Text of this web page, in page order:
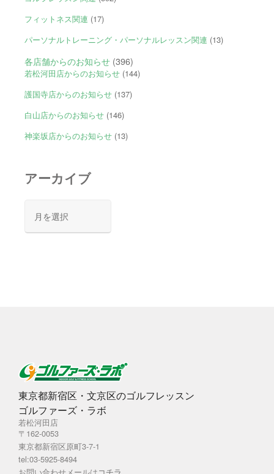
フィットネス関連 (17)
パーソナルトレーニング・パーソナルレッスン関連 (13)
各店舗からのお知らせ(396)
若松河田店からのお知らせ(144)
護国寺店からのお知らせ(137)
白山店からのお知らせ(146)
神楽坂店からのお知らせ(13)
アーカイブ
カ
東京都新宿区・文京区のゴルフレッスン
ゴルファーズ・ラボ
若松河田店
〒162-0053
東京都新宿区原町3-7-1
tel:03-5925-8494